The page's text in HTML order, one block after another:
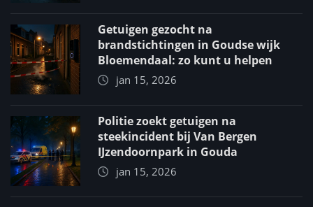
Getuigen gezocht na
brandstichtingen in Goudse wijk
Bloemendaal: zo kunt u helpen
jan 15, 2026
Politie zoekt getuigen na
steekincident bij Van Bergen
IJzendoornpark in Gouda
jan 15, 2026